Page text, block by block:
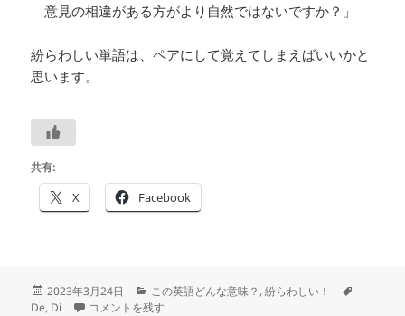
意見の相違がある方がより自然ではないですか？」
紛らわしい単語は、ペアにして覚えてしまえばいいかと
思います。
共有:
X Facebook
投
稿
2023年3月24日
カ
テ
この英語どんな意味？ ,紛らわしい！
De, Di difference と deference －
コメントを残す